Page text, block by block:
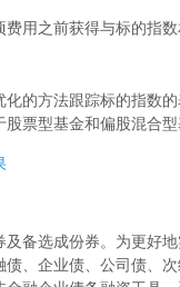
用之前获得与标的指
的方法跟踪标的指数
票型基金和偏股混合型
备选成份券。为更好
、企业债、公司债、